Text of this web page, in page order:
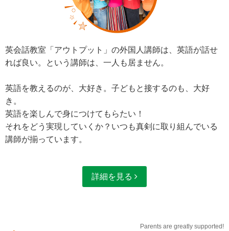
英会話教室「アウトプット」の外国人講師は、英語が話せ
れば良い。という講師は、一人も居ません。
英語を教えるのが、大好き。子どもと接するのも、大好
き。
英語を楽しんで身につけてもらたい！
それをどう実現していくか？いつも真剣に取り組んでいる
講師が揃っています。
詳細を見る
Parents are greatly supported!